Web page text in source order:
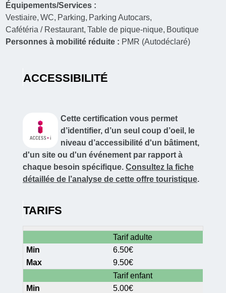
Équipements/Services :
Vestiaire WC Parking Parking Autocars
Cafétéria / Restaurant Table de pique-nique Boutique
Personnes à mobilité réduite : PMR (Autodéclaré)
ACCESSIBILITÉ
Cette certification vous permet
d’identifier, d’un seul coup d’oeil, le
niveau d’accessibilité d'un bâtiment,
d'un site ou d'un événement par rapport à
chaque besoin spécifique. Consultez la fiche
détaillée de l’analyse de cette offre touristique.
TARIFS
Tarif adulte
6.50€
9.50€
Tarif enfant
5.00€